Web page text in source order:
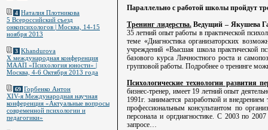
Параллельно с работой школы пройдут
Тренинг лидерства. Ведущий – Якушева
35 летний опыт работы в практической
теме «Диагностика организаторских
учреждений «Высшая школа практической
базового курса Личностного роста и
групповой работы. Подробнее о тренинге
Психологические технологии развития
бизнес-тренер, имеет 19 летний опыт
1991г. занимается разработкой и
профессиональным консультантом по
персонала и оргдиагностике. С 2003 по
запросе…
4 Наталия Плотникова
5 Всероссийский съезд
онкопсихологов | Москва, 14-15
ноября 2013
3 Khandurova
X международная конференция
МААП «Психология юности» |
Москва, 4-6 Октября 2013 года
69 Горбенко Антон
XIV-я Международная научная
конференция «Актуальные вопросы
современной психологии и
педагогики»